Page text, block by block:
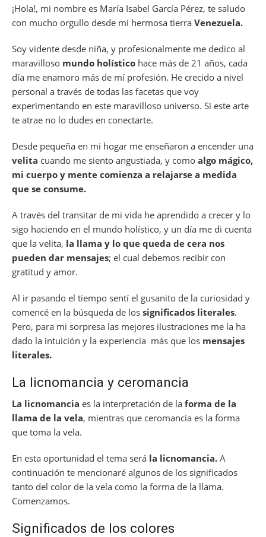
b
o
k
A
p
a d t dI
¡Hola!, mi nombre es María Isabel García Pérez, te saludo
con mucho orgullo desde mi hermosa tierra Venezuela.
Soy vidente desde niña, y profesionalmente me dedico al
maravilloso mundo holístico hace más de 21 años, cada
día me enamoro más de mí profesión. He crecido a nivel
personal a través de todas las facetas que voy
experimentando en este maravilloso universo. Si este arte
te atrae no lo dudes en conectarte.
Desde pequeña en mi hogar me enseñaron a encender una
velita cuando me siento angustiada, y como algo mágico,
mi cuerpo y mente comienza a relajarse a medida
que se consume.
A través del transitar de mi vida he aprendido a crecer y lo
sigo haciendo en el mundo holístico, y un día me di cuenta
que la velita, la llama y lo que queda de cera nos
pueden dar mensajes; el cual debemos recibir con
gratitud y amor.
Al ir pasando el tiempo sentí el gusanito de la curiosidad y
comencé en la búsqueda de los significados literales.
Pero, para mi sorpresa las mejores ilustraciones me la ha
dado la intuición y la experiencia más que los mensajes
literales.
La licnomancia y ceromancia
La licnomancia es la interpretación de la forma de la
llama de la vela, mientras que ceromancia es la forma
que toma la vela.
En esta oportunidad el tema será la licnomancia. A
continuación te mencionaré algunos de los significados
tanto del color de la vela como la forma de la llama.
Comenzamos.
Significados de los colores